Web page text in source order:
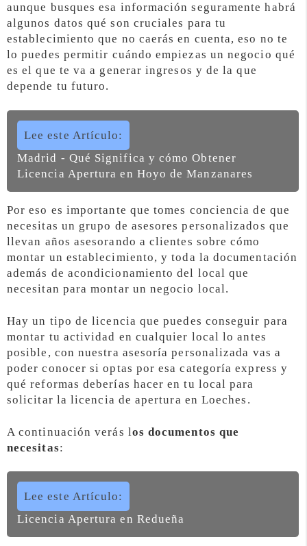
aunque busques esa información seguramente habrá
algunos datos qué son cruciales para tu
establecimiento que no caerás en cuenta, eso no te
lo puedes permitir cuándo empiezas un negocio qué
es el que te va a generar ingresos y de la que
depende tu futuro.
Lee este Artículo:
Madrid - Qué Significa y cómo Obtener
Licencia Apertura en Hoyo de Manzanares
Por eso es importante que tomes conciencia de que
necesitas un grupo de asesores personalizados que
llevan años asesorando a clientes sobre cómo
montar un establecimiento, y toda la documentación
además de acondicionamiento del local que
necesitan para montar un negocio local.
Hay un tipo de licencia que puedes conseguir para
montar tu actividad en cualquier local lo antes
posible, con nuestra asesoría personalizada vas a
poder conocer si optas por esa categoría express y
qué reformas deberías hacer en tu local para
solicitar la licencia de apertura en Loeches.
A continuación verás los documentos que
necesitas:
Lee este Artículo:
Licencia Apertura en Redueña